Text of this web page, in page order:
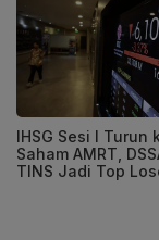
IHSG Sesi I Turun
Saham AMRT,
TINS Jadi Top